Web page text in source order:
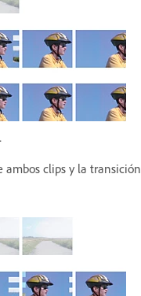
ambos clips y la transición